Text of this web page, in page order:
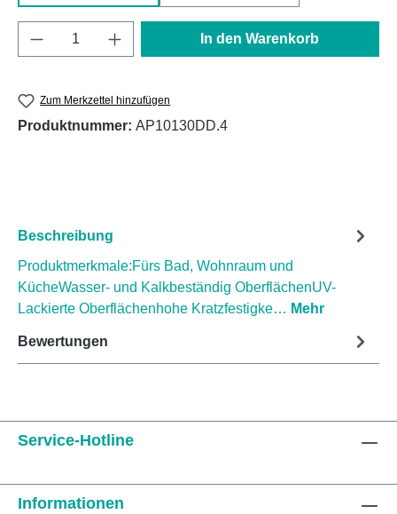
Produkt Anzahl: Gib den gewünschten
In den Warenkorb
Zum Merkzettel hinzufügen
Produktnummer: AP10130DD.4
Beschreibung
Produktmerkmale:Fürs Bad, Wohnraum und
KücheWasser- und Kalkbeständig OberflächenUV-
Lackierte Oberflächenhohe Kratzfestigke… Mehr
Bewertungen
Service-Hotline
Informationen